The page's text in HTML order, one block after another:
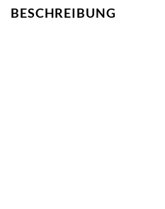
BESCHREIBUNG